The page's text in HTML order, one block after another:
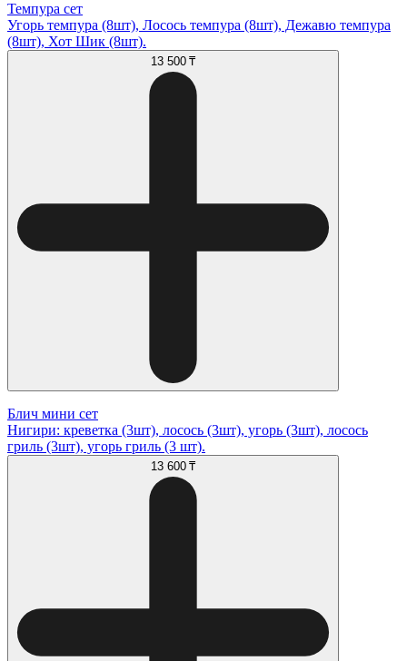
Темпура сет
Угорь темпура (8шт), Лосось темпура (8шт), Дежавю темпура
(8шт), Хот Шик (8шт).
13 500 ₸
Блич мини сет
Нигири: креветка (3шт), лосось (3шт), угорь (3шт), лосось
гриль (3шт), угорь гриль (3 шт).
13 600 ₸